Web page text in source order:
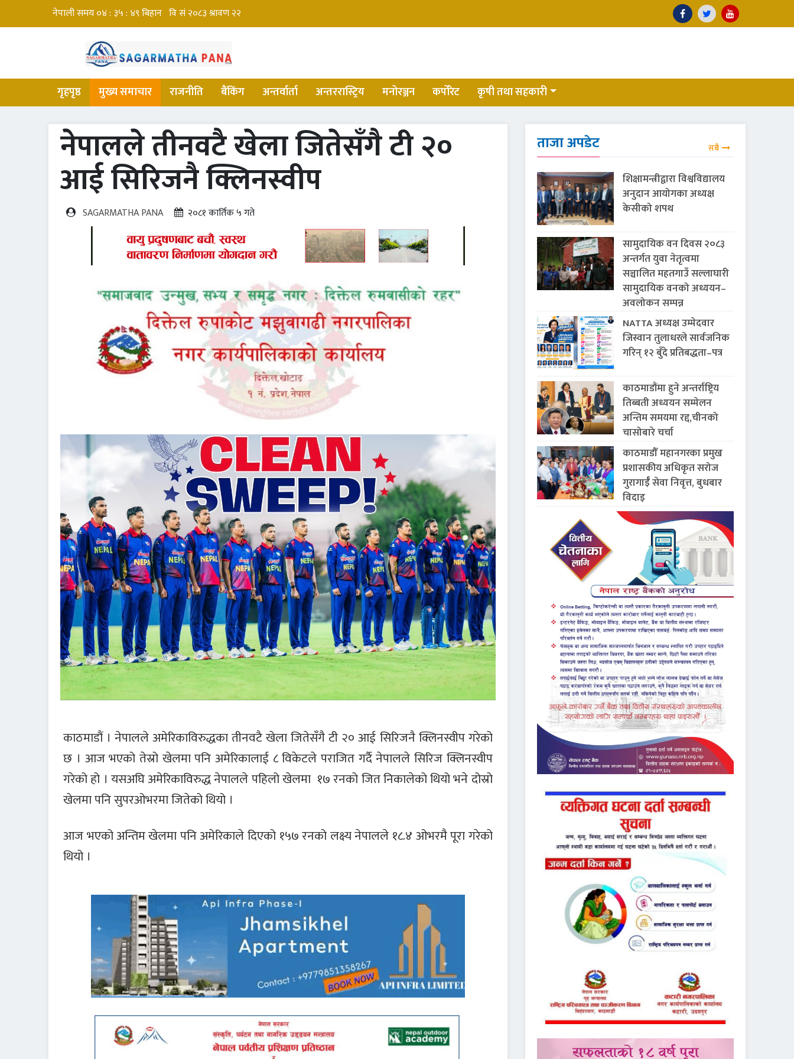
गृहपृष्ठ मुख्य समाचार राजनीति बैंकिंग अन्तर्वार्ता अन्तररास्ट्रिय मनोरञ्जन कर्पोरेट कृषी तथा सहकारी
नेपालले तीनवटै खेला जितेसँगै टी २०
आई सिरिजनै क्लिनस्वीप
SAGARMATHA PANA २०८१ कार्तिक ५ गते
काठमाडौं । नेपालले अमेरिकाविरुद्धका तीनवटै खेला जितेसँगै टी २० आई सिरिजनै क्लिनस्वीप गरेको
छ । आज भएको तेस्रो खेलमा पनि अमेरिकालाई ८ विकेटले पराजित गर्दै नेपालले सिरिज क्लिनस्वीप
गरेको हो । यसअघि अमेरिकाविरुद्ध नेपालले पहिलो खेलमा १७ रनको जित निकालेको थियो भने दोस्रो
खेलमा पनि सुपरओभरमा जितेको थियो ।
आज भएको अन्तिम खेलमा पनि अमेरिकाले दिएको १५७ रनको लक्ष्य नेपालले १८.४ ओभरमै पूरा गरेको
थियो ।
ताजा अपडेट सबै
शिक्षामन्त्रीद्वारा विश्वविद्यालय
अनुदान आयोगका अध्यक्ष
केसीको शपथ
सामुदायिक वन दिवस २०८३
अन्तर्गत युवा नेतृत्वमा
सञ्चालित महतगाउँ सल्लाघारी
सामुदायिक वनको अध्ययन–
अवलोकन सम्पन्न
NATTA अध्यक्ष उम्मेदवार
जिस्वान तुलाधरले सार्वजनिक
गरिन् १२ बुँदे प्रतिबद्धता–पत्र
काठमाडौंमा हुने अन्तर्राष्ट्रिय
तिब्बती अध्ययन सम्मेलन
अन्तिम समयमा रद्द,चीनको
चासोबारे चर्चा
काठमाडौँ महानगरका प्रमुख
प्रशासकीय अधिकृत सरोज
गुरागाईँ सेवा निवृत्त, बुधबार
विदाइ